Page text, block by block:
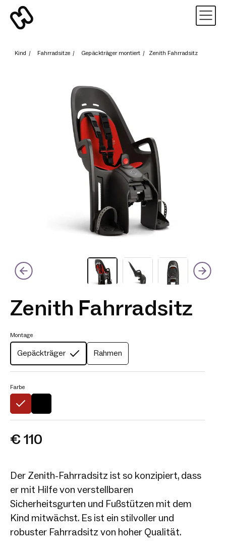
Kind / Fahrradsitze / Gepäckträger montiert / Zenith Fahrradsitz
Zenith Fahrradsitz
Der Zenith-Fahrradsitz ist so konzipiert, dass
er mit Hilfe von verstellbaren
Sicherheitsgurten und Fußstützen mit dem
Kind mitwächst. Es ist ein stilvoller und
robuster Fahrradsitz von hoher Qualität.
Montage
Gepäckträger Rahmen
Farbe
€ 110